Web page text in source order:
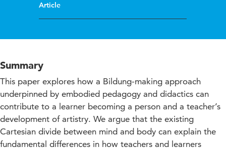
Article
Summary
This paper explores how a Bildung-making approach
underpinned by embodied pedagogy and didactics can
contribute to a learner becoming a person and a teacher’s
development of artistry. We argue that the existing
Cartesian divide between mind and body can explain the
fundamental differences in how teachers and learners